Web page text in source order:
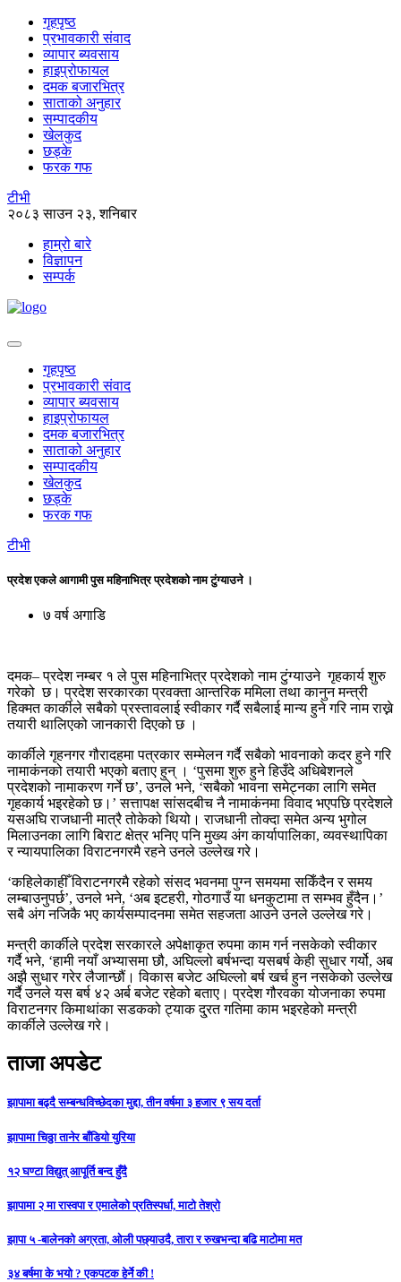
गृहपृष्ठ
प्रभावकारी संवाद
व्यापार ब्यवसाय
हाइप्रोफायल
दमक बजारभित्र
साताको अनुहार
सम्पादकीय
खेलकुद
छड्के
फरक गफ
टीभी
२०८३ साउन २३, शनिबार
हाम्रो बारे
विज्ञापन
सम्पर्क
गृहपृष्ठ
प्रभावकारी संवाद
व्यापार ब्यवसाय
हाइप्रोफायल
दमक बजारभित्र
साताको अनुहार
सम्पादकीय
खेलकुद
छड्के
फरक गफ
टीभी
प्रदेश एकले आगामी पुस महिनाभित्र प्रदेशको नाम टुंग्याउने ।
७ वर्ष अगाडि
दमक– प्रदेश नम्बर १ ले पुस महिनाभित्र प्रदेशको नाम टुंग्याउने गृहकार्य शुरु
गरेको छ। प्रदेश सरकारका प्रवक्ता आन्तरिक ममिला तथा कानुन मन्त्री
हिक्मत कार्कीले सबैको प्रस्तावलाई स्वीकार गर्दै सबैलाई मान्य हुने गरि नाम राख्ने
तयारी थालिएको जानकारी दिएको छ ।
कार्कीले गृहनगर गौरादहमा पत्रकार सम्मेलन गर्दै सबैको भावनाको कदर हुने गरि
नामाकंनको तयारी भएको बताए हुन् । ‘पुसमा शुरु हुने हिउँदे अधिबेशनले
प्रदेशको नामाकरण गर्ने छ’, उनले भने, ‘सबैको भावना समेट्नका लागि समेत
गृहकार्य भइरहेको छ।’ सत्तापक्ष सांसदबीच नै नामाकंनमा विवाद भएपछि प्रदेशले
यसअघि राजधानी मात्रै तोकेको थियो। राजधानी तोक्दा समेत अन्य भुगोल
मिलाउनका लागि बिराट क्षेत्र भनिए पनि मुख्य अंग कार्यापालिका, व्यवस्थापिका
र न्यायपालिका विराटनगरमै रहने उनले उल्लेख गरे।
‘कहिलेकाहीँ विराटनगरमै रहेको संसद भवनमा पुग्न समयमा सकिँदैन र समय
लम्बाउनुपर्छ’, उनले भने, ‘अब इटहरी, गोठगाउँ या धनकुटामा त सम्भव हुँदैन।’
सबै अंग नजिकै भए कार्यसम्पादनमा समेत सहजता आउने उनले उल्लेख गरे।
मन्त्री कार्कीले प्रदेश सरकारले अपेक्षाकृत रुपमा काम गर्न नसकेको स्वीकार
गर्दै भने, ‘हामी नयाँ अभ्यासमा छौ, अघिल्लो बर्षभन्दा यसबर्ष केही सुधार गर्यो, अब
अझै सुधार गरेर लैजान्छौं। विकास बजेट अघिल्लो बर्ष खर्च हुन नसकेको उल्लेख
गर्दै उनले यस बर्ष ४२ अर्ब बजेट रहेको बताए। प्रदेश गौरवका योजनाका रुपमा
विराटनगर किमाथांका सडकको ट्याक दु्रत गतिमा काम भइरहेको मन्त्री
कार्कीले उल्लेख गरे।
ताजा अपडेट
झापामा बढ्दै सम्बन्धविच्छेदका मुद्दा, तीन वर्षमा ३ हजार ९ सय दर्ता
झापामा चिठ्ठा तानेर बाँडियो युरिया
१२ घण्टा विद्युत् आपूर्ति बन्द हुँदै
झापामा २ मा रास्वपा र एमालेको प्रतिस्पर्धा, माटो तेश्रो
झापा ५ -बालेनको अग्रता, ओली पछ्याउदै, तारा र रुखभन्दा बढि माटोमा मत
३४ बर्षमा के भयो ? एकपटक हेर्ने की !